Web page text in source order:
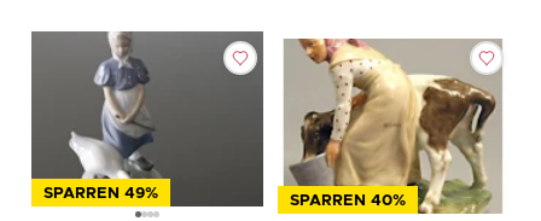
SPARREN 49% SPARREN 40%